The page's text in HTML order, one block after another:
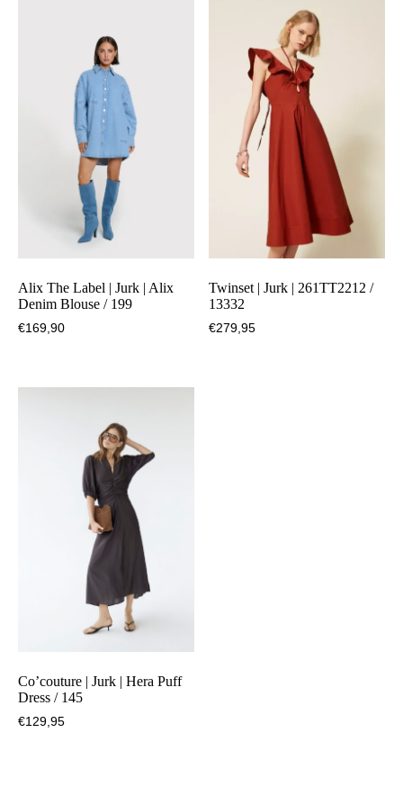
Alix The Label | Jurk | Alix
Denim Blouse / 199
€169,90
Twinset | Jurk | 261TT2212 /
13332
€279,95
Co’couture | Jurk | Hera Puff
Dress / 145
€129,95